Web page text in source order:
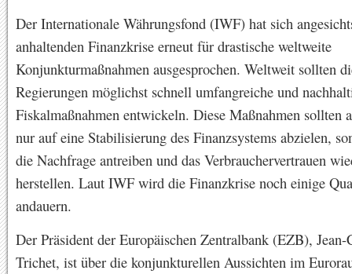
Der Internationale Währungsfond (IWF) hat sich
anhaltenden Finanzkrise erneut für drastische weltweite
Konjunkturmaßnahmen ausgesprochen. Weltweit sollten
Regierungen möglichst schnell umfangreiche und
Fiskalmaßnahmen entwickeln. Diese Maßnahmen sollten
nur auf eine Stabilisierung des Finanzsystems abzielen,
die Nachfrage antreiben und das Verbrauchervertrauen
herstellen. Laut IWF wird die Finanzkrise noch einige
andauern.
Der Präsident der Europäischen Zentralbank (EZB), Jean-
Trichet, ist über die konjunkturellen Aussichten im